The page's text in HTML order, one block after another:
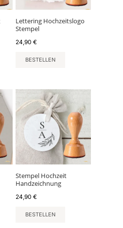
Lettering Hochzeitslogo
Stempel
24,90€
BESTELLEN
Stempel Hochzeit
Handzeichnung
24,90€
BESTELLEN